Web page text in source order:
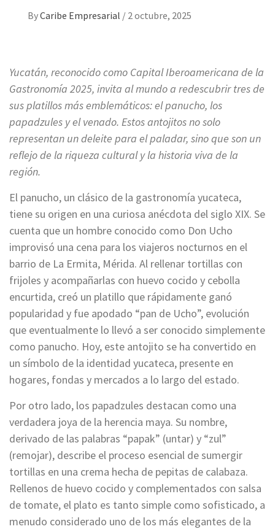
ByCaribe Empresarial / 2 octubre, 2025
Yucatán, reconocido como Capital Iberoamericana de la
Gastronomía 2025, invita al mundo a redescubrir tres de
sus platillos más emblemáticos: el panucho, los
papadzules y el venado. Estos antojitos no solo
representan un deleite para el paladar, sino que son un
reflejo de la riqueza cultural y la historia viva de la
región.
El panucho, un clásico de la gastronomía yucateca,
tiene su origen en una curiosa anécdota del siglo XIX. Se
cuenta que un hombre conocido como Don Ucho
improvisó una cena para los viajeros nocturnos en el
barrio de La Ermita, Mérida. Al rellenar tortillas con
frijoles y acompañarlas con huevo cocido y cebolla
encurtida, creó un platillo que rápidamente ganó
popularidad y fue apodado “pan de Ucho”, evolución
que eventualmente lo llevó a ser conocido simplemente
como panucho. Hoy, este antojito se ha convertido en
un símbolo de la identidad yucateca, presente en
hogares, fondas y mercados a lo largo del estado.
Por otro lado, los papadzules destacan como una
verdadera joya de la herencia maya. Su nombre,
derivado de las palabras “papak” (untar) y “zul”
(remojar), describe el proceso esencial de sumergir
tortillas en una crema hecha de pepitas de calabaza.
Rellenos de huevo cocido y complementados con salsa
de tomate, el plato es tanto simple como sofisticado, a
menudo considerado uno de los más elegantes de la